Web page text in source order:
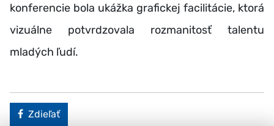
konferencie bola ukážka grafickej facilitácie, ktorá
vizuálne potvrdzovala rozmanitosť talentu
mladých ľudí.
Facebook
Zdieľať